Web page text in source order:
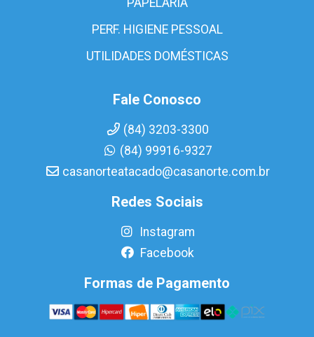
PAPELARIA
PERF. HIGIENE PESSOAL
UTILIDADES DOMÉSTICAS
Fale Conosco
(84) 3203-3300
(84) 99916-9327
casanorteatacado@casanorte.com.br
Redes Sociais
Instagram
Facebook
Formas de Pagamento